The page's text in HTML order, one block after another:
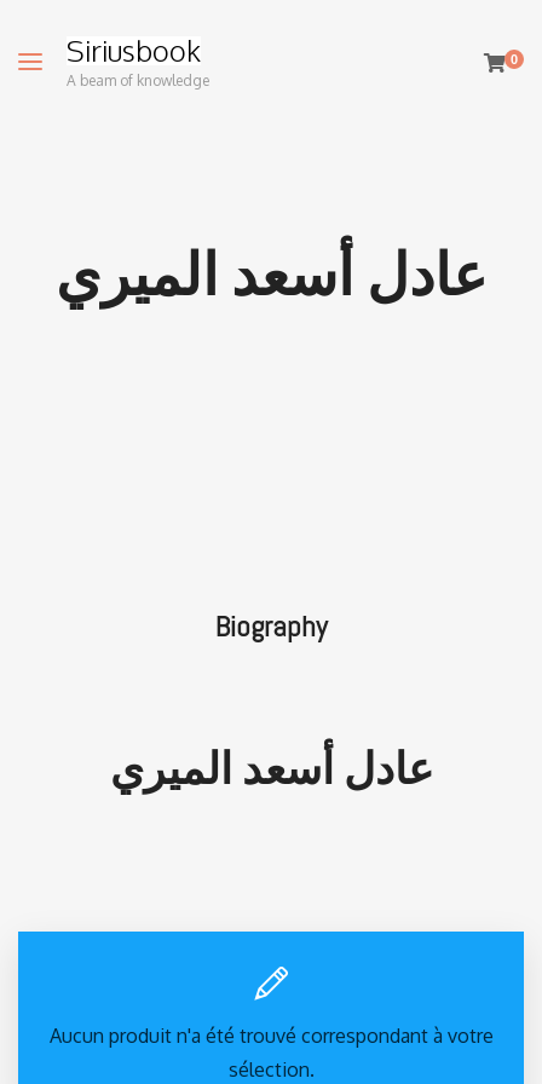
Siriusbook
A beam of knowledge
0
عادل أسعد الميري
Biography
عادل أسعد الميري
Aucun produit n'a été trouvé correspondant à votre
sélection.